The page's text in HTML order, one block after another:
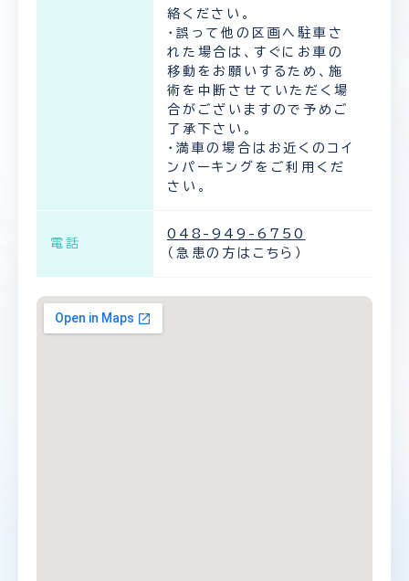
絡ください。
・誤って他の区画へ駐車さ
れた場合は、すぐにお車の
移動をお願いするため、施
術を中断させていただく場
合がございますので予めご
了承下さい。
・満車の場合はお近くのコイ
ンパーキングをご利用くだ
さい。
電話
048-949-6750
（急患の方はこちら）